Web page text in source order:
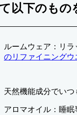
以下のもの
ルームウェア：リ
のリファイニングウ
天然機能成分でいつ
アロマオイル：睡眠